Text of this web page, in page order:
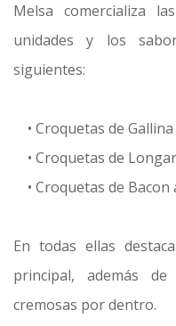
Melsa comercializa
unidades y los
siguientes:
• Croquetas de
• Croquetas de
• Croquetas de Bacon
En todas ellas
principal, además
cremosas por dentro.